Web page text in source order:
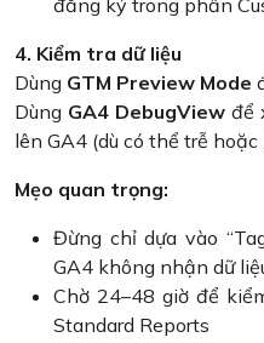
4. Kiểm tra dữ liệu
Dùng GTM Preview Mode
Dùng GA4 DebugViewđể
lên GA4 (dù có thể trễ
Mẹo quan trọng:
Đừng chỉ dựa vào
GA4 không nhận dữ
Chờ 24–48 giờ để
Standard Reports